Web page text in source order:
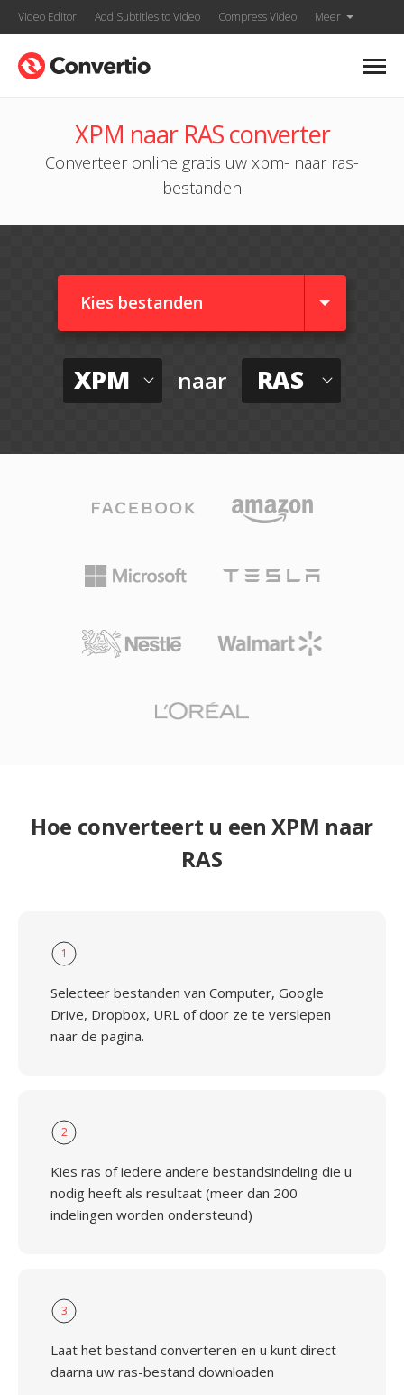
Video Editor Add Subtitles to Video Compress Video Meer
XPM naar RAS converter
Converteer online gratis uw xpm- naar ras-
bestanden
Kies bestanden
XPM naar RAS
Hoe converteert u een XPM naar
RAS
1
Selecteer bestanden van Computer, Google
Drive, Dropbox, URL of door ze te verslepen
naar de pagina.
2
Kies ras of iedere andere bestandsindeling die u
nodig heeft als resultaat (meer dan 200
indelingen worden ondersteund)
3
Laat het bestand converteren en u kunt direct
daarna uw ras-bestand downloaden